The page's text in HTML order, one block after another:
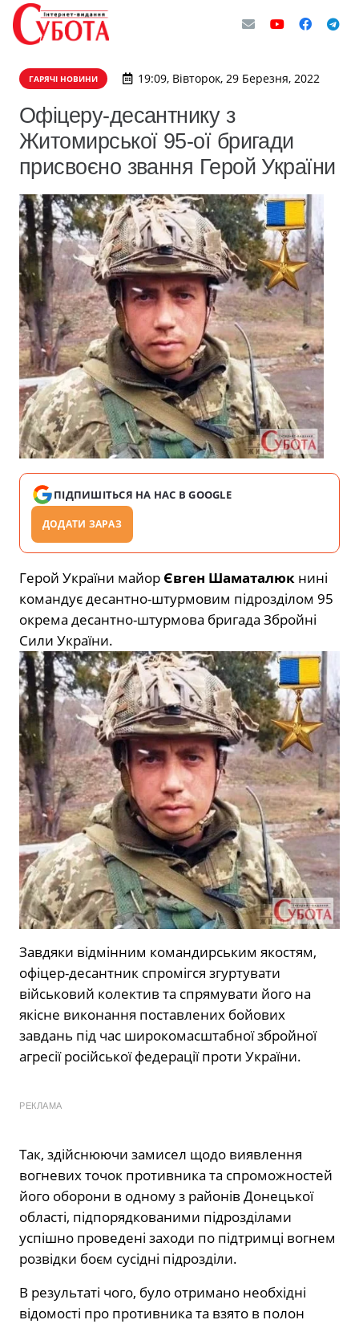
ГАРЯЧІ НОВИНИ 19:09, Вівторок, 29 Березня, 2022
Офіцеру-десантнику з
Житомирської 95-ої бригади
присвоєно звання Герой України
ПІДПИШІТЬСЯ НА НАС В GOOGLE
ДОДАТИ ЗАРАЗ
Герой України майор Євген Шаматалюк нині
командує десантно-штурмовим підрозділом 95
окрема десантно-штурмова бригада Збройнi
Сили України.
Завдяки відмінним командирським якостям,
офіцер-десантник спромігся згуртувати
військовий колектив та спрямувати його на
якісне виконання поставлених бойових
завдань під час широкомасштабної збройної
агресії російської федерації проти України.
РЕКЛАМА
Так, здійснюючи замисел щодо виявлення
вогневих точок противника та спроможностей
його оборони в одному з районів Донецької
області, підпорядкованими підрозділами
успішно проведені заходи по підтримці вогнем
розвідки боєм сусідні підрозділи.
В результаті чого, було отримано необхідні
відомості про противника та взято в полон